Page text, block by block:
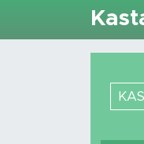
Tüm Manşetler
Son Dakika
Haber Arşivi